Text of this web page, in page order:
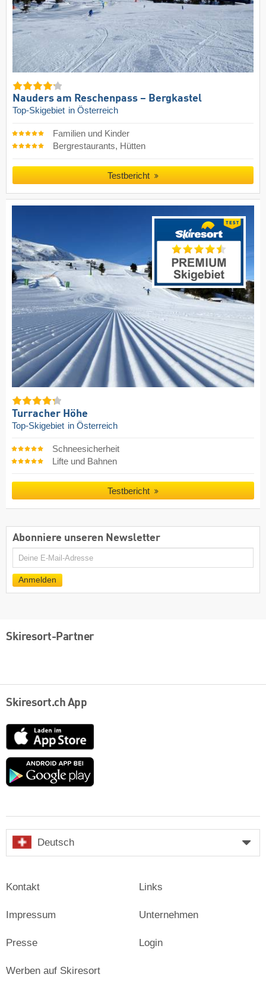
Nauders am Reschenpass – Bergkastel
Top-Skigebiet in Österreich
Familien und Kinder
Bergrestaurants, Hütten
Testbericht
Turracher Höhe
Top-Skigebiet in Österreich
Schneesicherheit
Lifte und Bahnen
Testbericht
Abonniere unseren Newsletter
E-
Anmelden
Skiresort-Partner
Skiresort.ch App
App
Store
Google
Deutsch
Kontakt
Impressum
Presse
Links
Unternehmen
Login
Werben auf Skiresort